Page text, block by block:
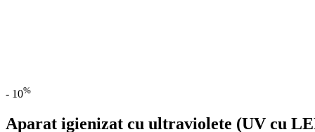
- 10%
Aparat igienizat cu ultraviolete (UV cu